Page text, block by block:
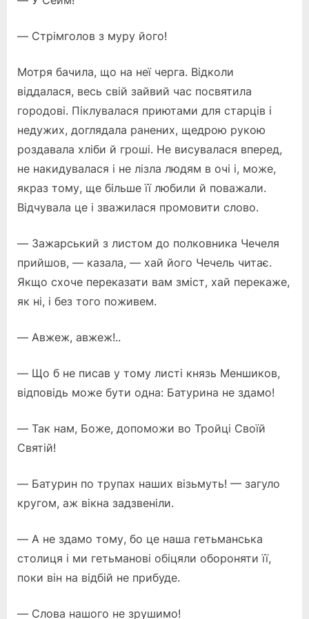
— Стрімголов з муру його!
Мотря бачила, що на неї черга. Відколи
віддалася, весь свій зайвий час посвятила
городові. Піклувалася приютами для старців і
недужих, доглядала ранених, щедрою рукою
роздавала хліби й гроші. Не висувалася вперед,
не накидувалася і не лізла людям в очі і, може,
якраз тому, ще більше її любили й поважали.
Відчувала це і зважилася промовити слово.
— Зажарський з листом до полковника Чечеля
прийшов, — казала, — хай його Чечель читає.
Якщо схоче переказати вам зміст, хай перекаже,
як ні, і без того поживем.
— Авжеж, авжеж!..
— Що б не писав у тому листі князь Меншиков,
відповідь може бути одна: Батурина не здамо!
— Так нам, Боже, допоможи во Тройці Своїй
Святій!
— Батурин по трупах наших візьмуть! — загуло
кругом, аж вікна задзвеніли.
— А не здамо тому, бо це наша гетьманська
столиця і ми гетьманові обіцяли обороняти її,
поки він на відбій не прибуде.
— Слова нашого не зрушимо!